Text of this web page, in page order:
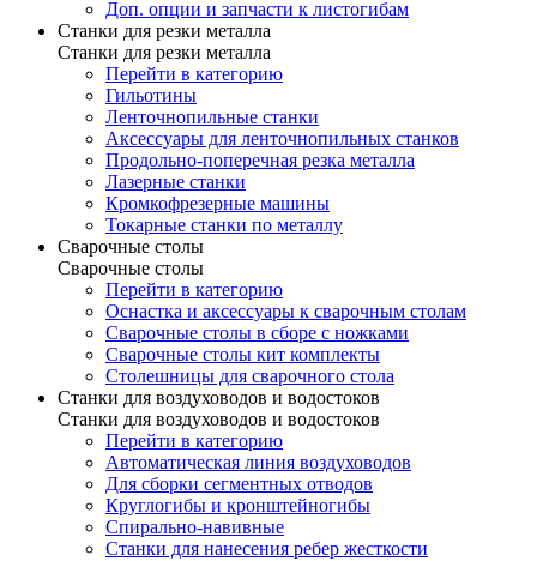
Доп. опции и запчасти к листогибам
Станки для резки металла
Станки для резки металла
Перейти в категорию
Гильотины
Ленточнопильные станки
Аксессуары для ленточнопильных станков
Продольно-поперечная резка металла
Лазерные станки
Кромкофрезерные машины
Токарные станки по металлу
Сварочные столы
Сварочные столы
Перейти в категорию
Оснастка и аксессуары к сварочным столам
Сварочные столы в сборе с ножками
Сварочные столы кит комплекты
Столешницы для сварочного стола
Станки для воздуховодов и водостоков
Станки для воздуховодов и водостоков
Перейти в категорию
Автоматическая линия воздуховодов
Для сборки сегментных отводов
Круглогибы и кронштейногибы
Спирально-навивные
Станки для нанесения ребер жесткости